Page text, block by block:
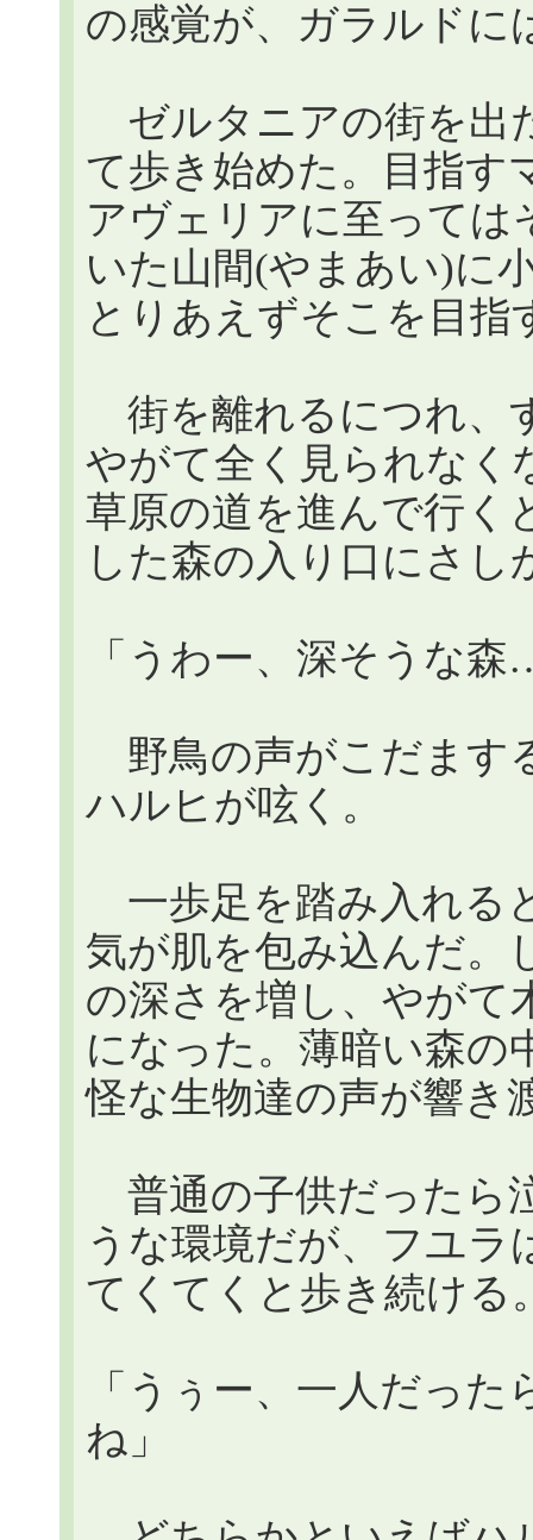
の感覚が、ガラルドに
ゼルタニアの街を出
て歩き始めた。目指す
アヴェリアに至っては
いた山間(やまあい)に
とりあえずそこを目指
街を離れるにつれ、
やがて全く見られなく
草原の道を進んで行く
した森の入り口にさし
「うわー、深そうな
野鳥の声がこだます
ハルヒが呟く。
一歩足を踏み入れる
気が肌を包み込んだ。
の深さを増し、やがて
になった。薄暗い森の
怪な生物達の声が響き
普通の子供だったら
うな環境だが、フユラ
てくてくと歩き続ける
「うぅー、一人だっ
ね」